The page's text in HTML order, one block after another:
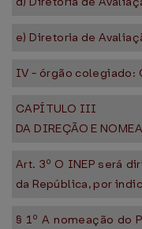
e) Diretoria de
IV - órgão colegiado:
CAPÍTULO III
DA DIREÇÃO E
Art. 3º O INEP será
da República, por
§ 1º A nomeação do